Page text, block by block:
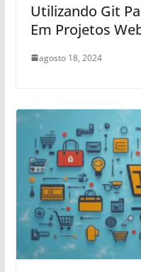
Utilizando Git
Em Projetos
agosto 18, 2024